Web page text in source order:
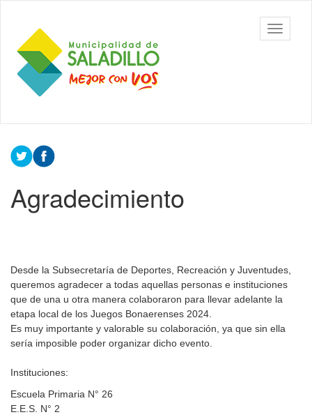
contenido
principal
Municipalidad
de Saladillo
barra
Contenido
principal
Agradecimiento
Desde la Subsecretaría de Deportes, Recreación y Juventudes,
queremos agradecer a todas aquellas personas e instituciones
que de una u otra manera colaboraron para llevar adelante la
etapa local de los Juegos Bonaerenses 2024.
Es muy importante y valorable su colaboración, ya que sin ella
sería imposible poder organizar dicho evento.
Instituciones:
Escuela Primaria N° 26
E.E.S. N° 2